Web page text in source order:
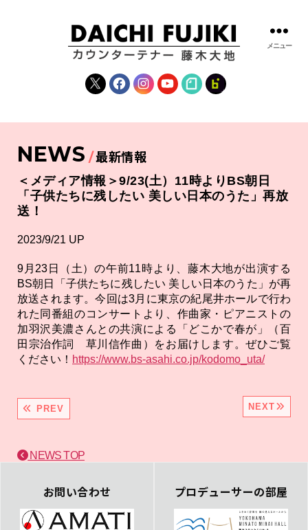
木
大
|
WEBSITE
X FacebookInstagramYouTube
note fanclub
メニュー
NEWS 最新情報
＜メディア情報＞9/23(土）11時よりBS朝日
「子供たちに残したい 美しい日本のうた」再放
送！
2023/9/21 UP
9月23日（土）の午前11時より、藤木大地が出演する
BS朝日「子供たちに残したい 美しい日本のうた」が再
放送されます。今回は3月に東京の紀尾井ホールで行わ
れた同番組のコンサートより、作曲家・ピアニストの
加羽沢美濃さんとの共演による「どこかで春が」（百
田宗治作詞 草川信作曲）をお届けします。ぜひご覧
ください！ https://www.bs-asahi.co.jp/kodomo_uta/
PREV NEXT
NEWS TOP
お問い合わせ プロデューサーの部屋